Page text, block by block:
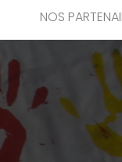
NOS